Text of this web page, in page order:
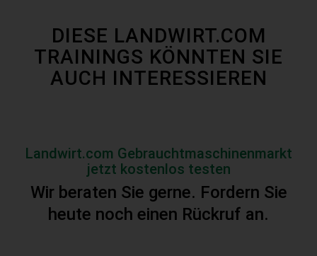
DIESE LANDWIRT.COM
TRAININGS KÖNNTEN SIE
AUCH INTERESSIEREN
Landwirt.com Gebrauchtmaschinenmarkt
jetzt kostenlos testen
Wir beraten Sie gerne. Fordern Sie
heute noch einen Rückruf an.